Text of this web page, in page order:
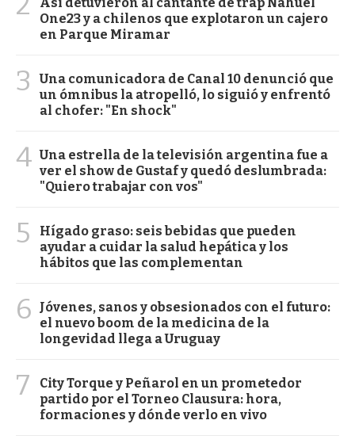
One23 y a chilenos que explotaron un cajero
en Parque Miramar
3
Una comunicadora de Canal 10 denunció que
un ómnibus la atropelló, lo siguió y enfrentó
al chofer: "En shock"
4 Una estrella de la televisión argentina fue a
ver el show de Gustaf y quedó deslumbrada:
"Quiero trabajar con vos"
5
Hígado graso: seis bebidas que pueden
ayudar a cuidar la salud hepática y los
hábitos que las complementan
6
Jóvenes, sanos y obsesionados con el futuro:
el nuevo boom de la medicina de la
longevidad llega a Uruguay
7
City Torque y Peñarol en un prometedor
partido por el Torneo Clausura: hora,
formaciones y dónde verlo en vivo